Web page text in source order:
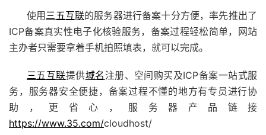
使用三五互联的服务器进行备案十分方便，率先推出了
ICP备案真实性电子化核验服务，备案过程轻松简单，网站
主办者只需要拿着手机拍照填表，就可以完成。
三五互联提供域名 注册、空间购买及ICP备案一站式服
务，服务器安全便捷，备案过程不懂的地方有专员进行协
助，更省心，服务器产品链接
https://www.35.com/cloudhost/